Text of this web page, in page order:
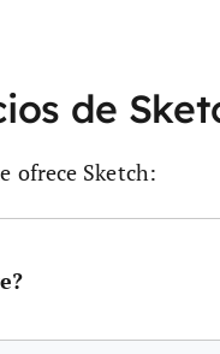
de
ofrece Sketch: